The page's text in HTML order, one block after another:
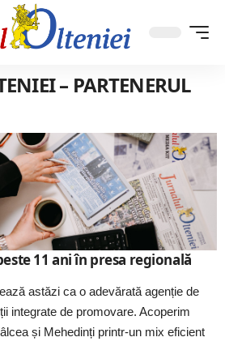
– PARTENERUL
11 ani în presa regională
astăzi ca o adevărată agenție de
integrate de promovare. Acoperim
și Mehedinți printr-un mix eficient